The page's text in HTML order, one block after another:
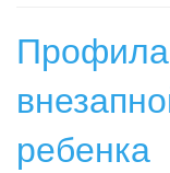
ребенка